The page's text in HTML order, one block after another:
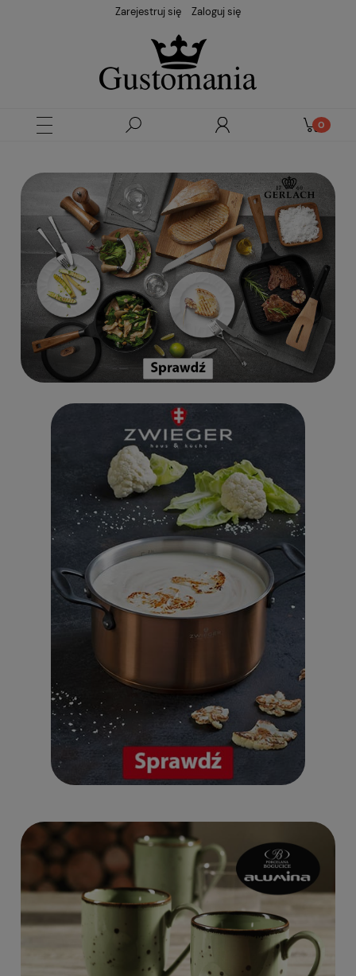
Zarejestruj się Zaloguj się